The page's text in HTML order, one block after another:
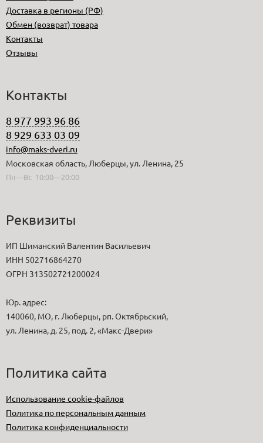
Доставка в регионы (РФ)
Обмен (возврат) товара
Контакты
Отзывы
Контакты
8 977 993 96 86
8 929 633 03 09
info@maks-dveri.ru
Московская область, Люберцы, ул. Ленина, 25
Пн—Вс 10:00—20:00
Реквизиты
ИП Шиманский Валентин Васильевич
ИНН 502716864270
ОГРН 313502721200024
Юр. адрес:
140060, МО, г. Люберцы, рп. Октябрьский,
ул. Ленина, д. 25, под. 2, «Макс-Двери»
Политика сайта
Использование cookie-файлов
Политика по персональным данным
Политика конфиденциальности